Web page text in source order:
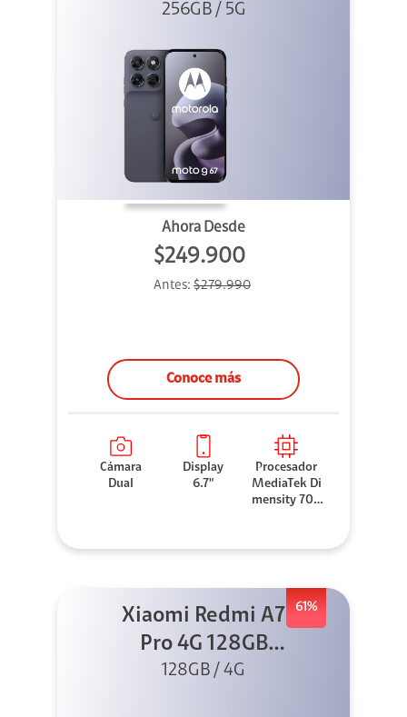
256GB / 5G
Ahora Desde
$249.900
Antes: $279.990
Conoce más
Cámara
Dual
Display
6.7"
Procesador
MediaTek Di
mensity 706
61%
Xiaomi Redmi A7
Pro 4G 128GB
Azul + Cargador
128GB / 4G